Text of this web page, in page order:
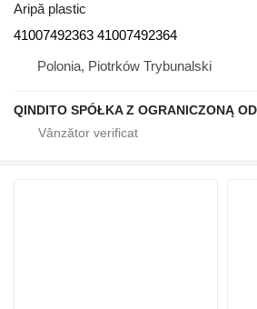
Aripă plastic
41007492363 41007492364
Polonia, Piotrków Trybunalski